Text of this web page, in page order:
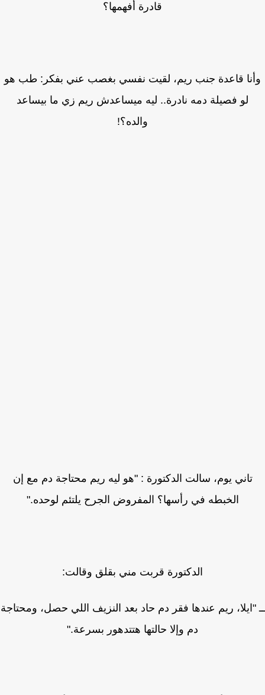
قادرة أفهمها؟
قاعدة جنب ريم، لقيت نفسي بغصب عني بفكر: طب هو
لو فصيلة دمه نادرة.. ليه ميساعدش ريم زي ما بيساعد
والده؟!
تاني يوم، سالت الدكتورة : "هو ليه ريم محتاجة دم مع إن
الخبطه في رأسها؟ المفروض الجرح يلتئم لوحده."
الدكتورة قربت مني بقلق وقالت:
"ايلا، ريم عندها فقر دم حاد بعد النزيف اللي حصل، ومحتاجة
دم وإلا حالتها هتتدهور بسرعة."